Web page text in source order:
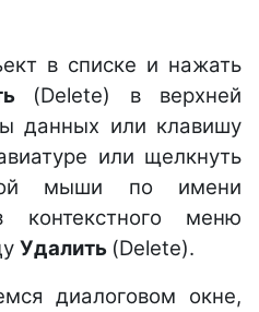
в списке и нажать
(Delete) в верхней
данных или клавишу
или щелкнуть
мыши по имени
меню
Удалить (Delete).
диалоговом окне,